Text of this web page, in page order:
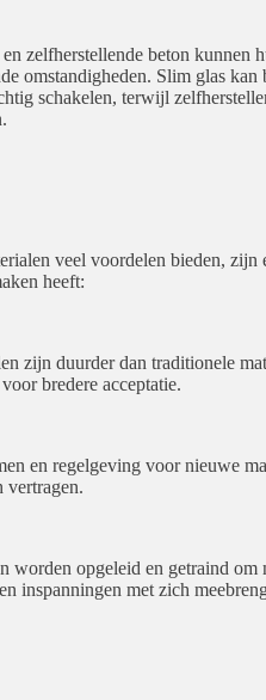
zelfherstellende beton kunnen
omstandigheden. Slim glas
schakelen, terwijl
veel voordelen bieden, zijn
heeft:
zijn duurder dan traditionele
bredere acceptatie.
en regelgeving voor nieuwe
vertragen.
worden opgeleid en getraind om
inspanningen met zich